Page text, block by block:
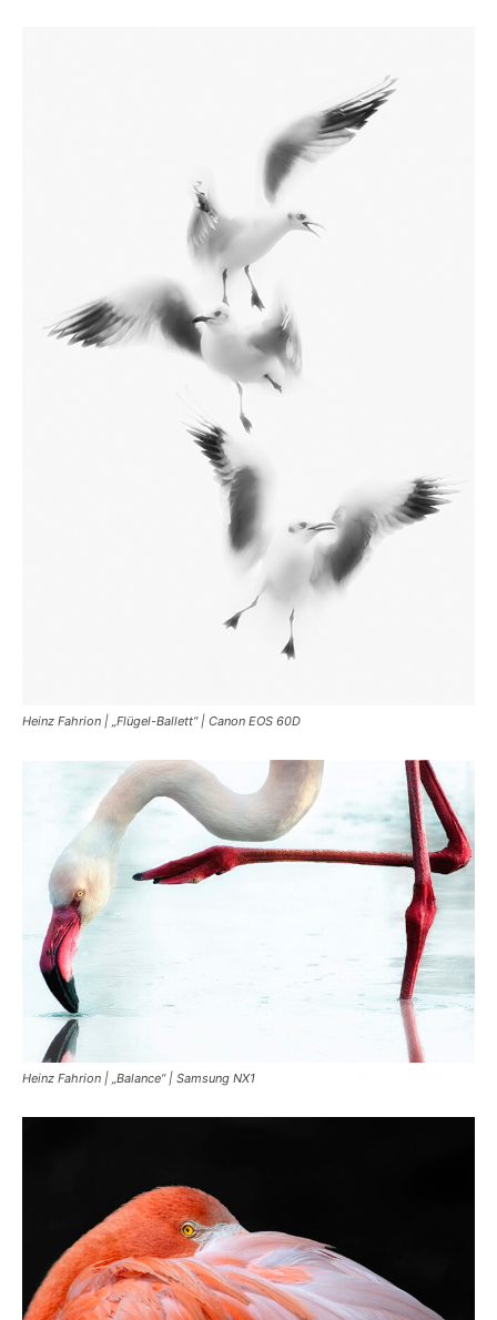
Heinz Fahrion | „Flügel-Ballett“ | Canon EOS 60D
Heinz Fahrion | „Balance“ | Samsung NX1